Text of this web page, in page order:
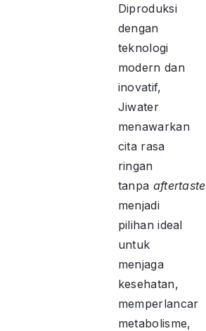
Diproduksi
dengan
teknologi
modern dan
inovatif,
Jiwater
menawarkan
cita rasa
ringan
tanpa aftertaste
menjadi
pilihan ideal
untuk
menjaga
kesehatan,
memperlancar
metabolisme,